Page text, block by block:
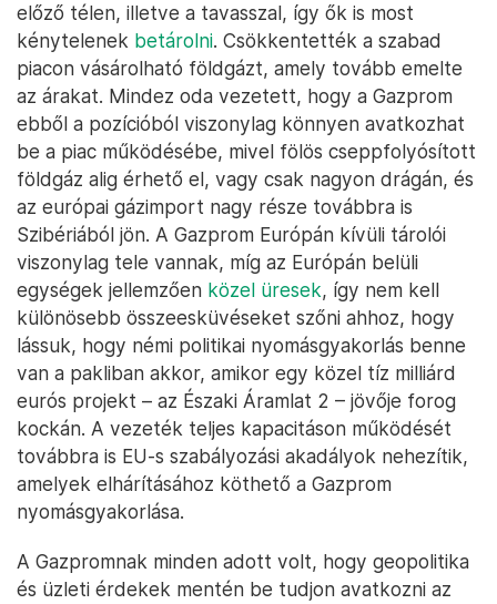
előző télen, illetve a tavasszal, így ők is most
kénytelenek betárolni. Csökkentették a szabad
piacon vásárolható földgázt, amely tovább emelte
az árakat. Mindez oda vezetett, hogy a Gazprom
ebből a pozícióból viszonylag könnyen avatkozhat
be a piac működésébe, mivel fölös cseppfolyósított
földgáz alig érhető el, vagy csak nagyon drágán, és
az európai gázimport nagy része továbbra is
Szibériából jön. A Gazprom Európán kívüli tárolói
viszonylag tele vannak, míg az Európán belüli
egységek jellemzően közel üresek, így nem kell
különösebb összeesküvéseket szőni ahhoz, hogy
lássuk, hogy némi politikai nyomásgyakorlás benne
van a pakliban akkor, amikor egy közel tíz milliárd
eurós projekt – az Északi Áramlat 2 – jövője forog
kockán. A vezeték teljes kapacitáson működését
továbbra is EU-s szabályozási akadályok nehezítik,
amelyek elhárításához köthető a Gazprom
nyomásgyakorlása.
A Gazpromnak minden adott volt, hogy geopolitika
és üzleti érdekek mentén be tudjon avatkozni az